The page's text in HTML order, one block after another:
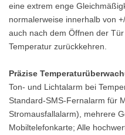
eine extrem enge
normalerweise innerhalb von
auch nach dem Öffnen der
Temperatur zurückkehren.
Präzise
Ton- und Lichtalarm bei
Standard-SMS-Fernalarm für
Stromausfallalarm), mehrere
Mobiltelefonkarte; Alle